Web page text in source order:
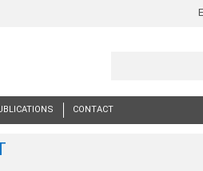
CONTACT